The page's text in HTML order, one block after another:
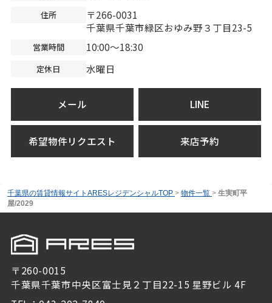
住所
〒266-0031
千葉県千葉市緑区おゆみ野３丁目23-5
営業時間 10:00～18:30
定休日 水曜日
メール LINE
希望物件リクエスト 来店予約
千葉県の賃貸情報サイトARESレジデンシャルTOP > 物件一覧 > 生実町平
屋/2029
〒260-0015
千葉県千葉市中央区富士見２丁目22-15 星野ビル 4F